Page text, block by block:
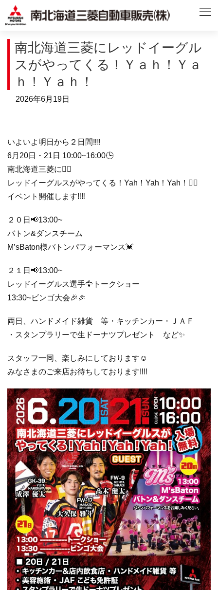
南北海道三菱にレッドイーグル
スがやってくる！Ｙａｈ！Ｙａ
ｈ！Ｙａｈ！
2026年6月19日
いよいよ明日から２日間‼️‼️
6月20日・21日 10:00~16:00🕒
南北海道三菱に❤️‍🔥
レッドイーグルスがやってくる！Yah！Yah！Yah！❤️‍🔥
イベント開催します‼️‼️
２０日📢13:00~
バトン&ダンスチーム
M’sBaton様バトンパフォーマンス💓
２１日📢13:00~
レッドイーグルス選手🦅トークショー
13:30~ビンゴ大会🎉🎉
両日、ハンドメイド雑貨 等・キッチンカー・ＪＡＦ
・スタンプラリーで生ドーナツプレゼント など✨
スタッフ一同、楽しみにしております☺️
みなさまのご来店お待ちしております‼️‼️